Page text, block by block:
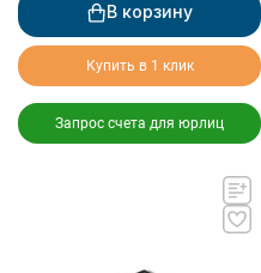
В корзину
Купить в 1 клик
Запрос счета для юрлиц